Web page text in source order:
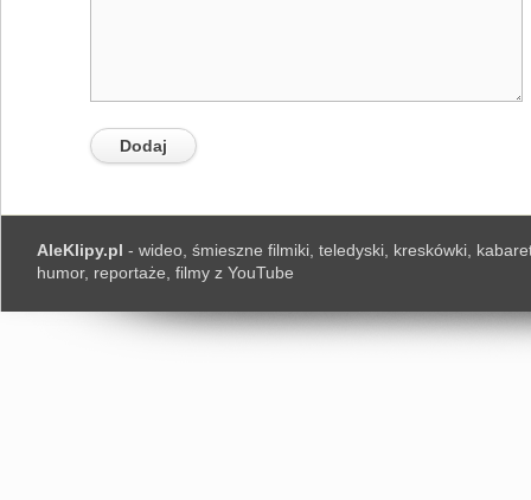
AleKlipy.pl - wideo, śmieszne filmiki, teledyski, kreskówki,
humor, reportaże, filmy z YouTube